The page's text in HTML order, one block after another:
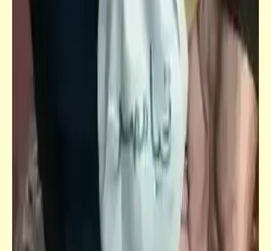
تم البدر بدري .. وكل عام وأنتم بخير